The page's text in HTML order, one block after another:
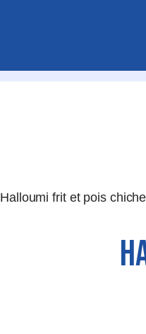
Halloumi frit et pois